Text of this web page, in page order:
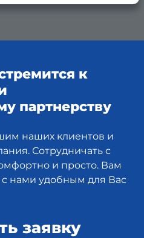
к
партнерству
наших клиентов и
Сотрудничать с
и просто. Вам
с нами удобным для Вас
заявку